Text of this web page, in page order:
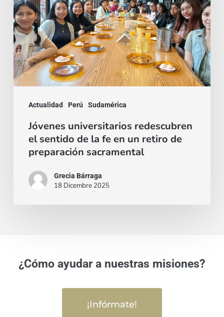
Actualidad Perú Sudamérica
sentido
de
la
fe
en
retiro
preparación
sacramental
Jóvenes universitarios redescubren
el sentido de la fe en un retiro de
preparación sacramental
Grecia Bárraga
18 Dicembre 2025
¿Cómo ayudar a nuestras misiones?
¡Infórmate!